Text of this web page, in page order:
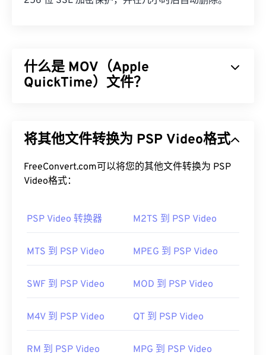
什么是 MOV（Apple
QuickTime）文件？
媒体文件保存到用户设备而闻名。其显著特点之一是
件进行高度精准的编辑。
默认情况下，MOV 文件使用QuickTime打开。如果
Windows Media Player
打开，但较新版本的播放器无
请使用VLC Media Player
，该播放器支持多种平
请注意，另外两种文件类型也使用 MOV 扩展名。它
将其他文件转换为 PSP Video格式
FreeConvert.com可以将您的其他文件转换为 PSP
Video格式：
PSP Video 转换器 M2TS 到 PSP Video
MTS 到 PSP Video MPEG 到 PSP Video
SWF 到 PSP Video MOD 到 PSP Video
M4V 到 PSP Video QT 到 PSP Video
RM 到 PSP Video MPG 到 PSP Video